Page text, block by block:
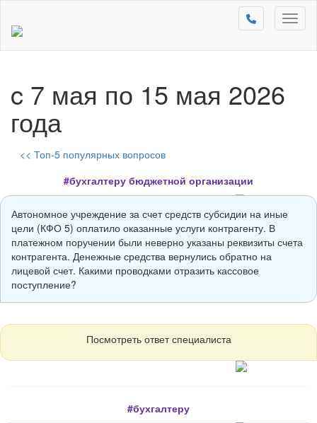
c 7 мая по 15 мая 2026
года
<< Топ-5 популярных вопросов
#бухгалтеру бюджетной организации
Автономное учреждение за счет средств субсидии на иные
цели (КФО 5) оплатило оказанные услуги контрагенту. В
платежном поручении были неверно указаны реквизиты счета
контрагента. Денежные средства вернулись обратно на
лицевой счет. Какими проводками отразить кассовое
поступление?
Посмотреть ответ специалиста
#бухгалтеру